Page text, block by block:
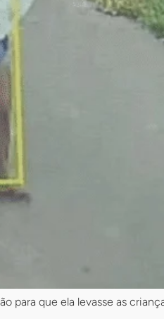
para que ela levasse as